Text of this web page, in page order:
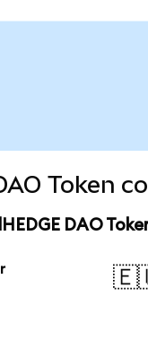
Token
DAO